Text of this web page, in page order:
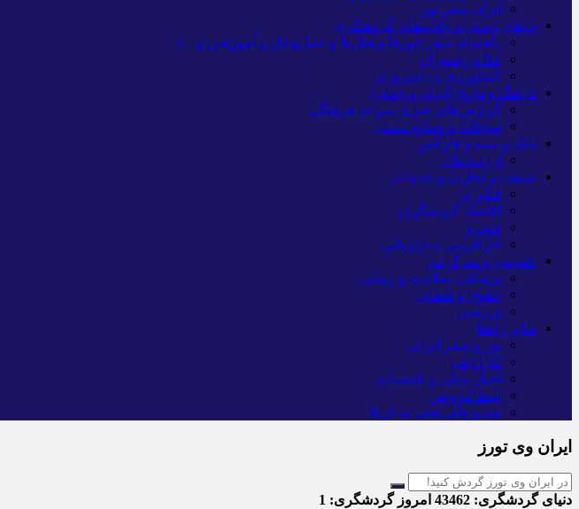
ایران سفر تور
جاهای دیدنی و جاذبه‌های گردشگری
راهنمای سفر (تورها و هتل‌ها و حمل‌و‌نقل و آموزشی و…)
غذا و رستوران
کشاورزی و دامپروری
فرهنگ و تاریخ (ایران و جهان)
گزارش‌های خبری میراث فرهنگی
سوغات و صنایع دستی
بانک و بیمه و فارکس
ارزدیجیتال
صنعت و تجارت و خدمات
فناوری
اقتصاد گردشگری
خودرو
کارآفرینی و بازاریابی
عمومی و سرگرمی
پزشکی، سلامت و زیبایی
حقوق و قضایی
ورزشی
سایر راه‌ها
تور و سفر ایرانی
کارا دیلی
اخبار بانکی و اقتصادی
بلیط اتوبوس
مسیرهای نجف به کربلا
ایران وی تورز
دنیای گردشگری: امروز گردشگری: